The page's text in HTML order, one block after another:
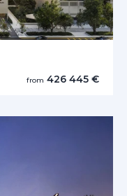
from 426 445 €